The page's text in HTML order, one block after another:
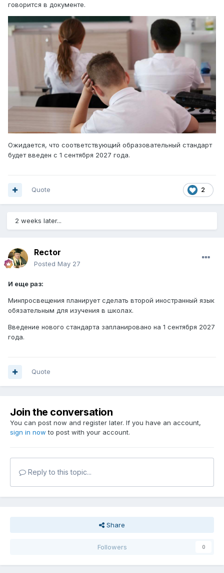
говорится в документе.
Ожидается, что соответствующий образовательный стандарт
будет введен с 1 сентября 2027 года.
2
Quote
2 weeks later...
Rector
Posted May 27
И еще раз:
Минпросвещения планирует сделать второй иностранный язык
обязательным для изучения в школах.
Введение нового стандарта запланировано на 1 сентября 2027
года.
Quote
Join the conversation
You can post now and register later. If you have an account,
sign in now to post with your account.
Reply to this topic...
Share
Followers 0